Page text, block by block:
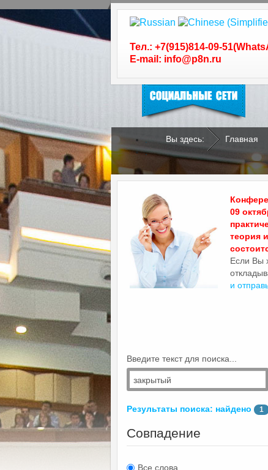
Тел.: +7(915)814-09-
E-mail: info@p8n.ru
Следуйте за нами в
.
Вы здесь: Главная
09
теория
Если Вы
и
Введите текст для поиска...
Результаты поиска: найдено 1
Совпадение
Все слова